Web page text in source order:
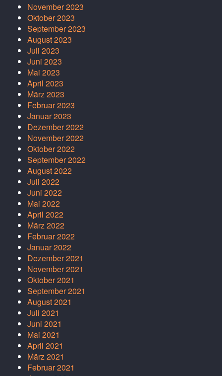
November 2023
Oktober 2023
September 2023
August 2023
Juli 2023
Juni 2023
Mai 2023
April 2023
März 2023
Februar 2023
Januar 2023
Dezember 2022
November 2022
Oktober 2022
September 2022
August 2022
Juli 2022
Juni 2022
Mai 2022
April 2022
März 2022
Februar 2022
Januar 2022
Dezember 2021
November 2021
Oktober 2021
September 2021
August 2021
Juli 2021
Juni 2021
Mai 2021
April 2021
März 2021
Februar 2021